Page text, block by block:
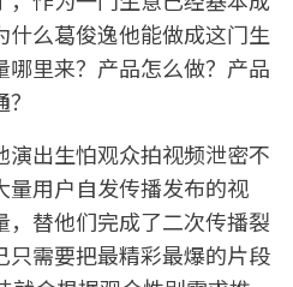
么葛俊逸他能做成这门生
里来？产品怎么做？产品
出生怕观众拍视频泄密不
量用户自发传播发布的视
替他们完成了二次传播裂
只需要把最精彩最爆的片段